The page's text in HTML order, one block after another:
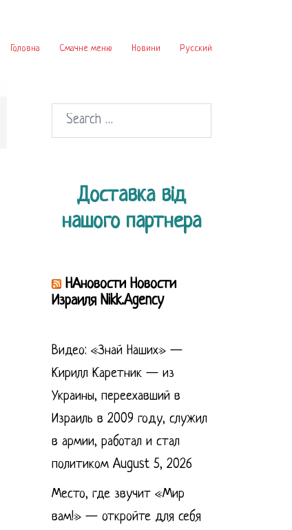
Головна Смачне меню Новини Русский
Search
for:
Доставка від
нашого партнера
НАновости Новости
Израиля Nikk.Agency
Видео: «Знай Наших» —
Кирилл Каретник — из
Украины, переехавший в
Израиль в 2009 году, служил
в армии, работал и стал
политиком August 5, 2026
Место, где звучит «Мир
вам!» — откройте для себя